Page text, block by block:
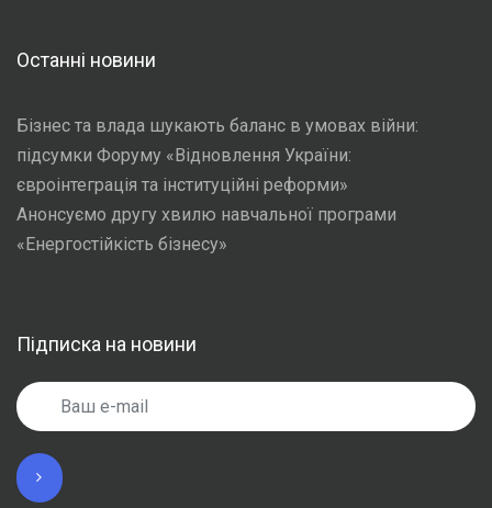
Останні новини
Бізнес та влада шукають баланс в умовах війни:
підсумки Форуму «Відновлення України:
євроінтеграція та інституційні реформи»
Анонсуємо другу хвилю навчальної програми
«Енергостійкість бізнесу»
Підписка на новини